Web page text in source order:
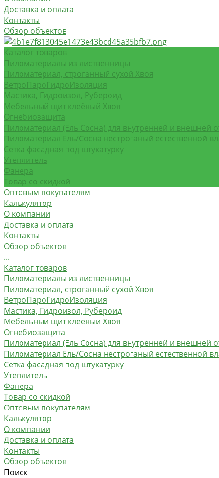
Доставка и оплата
Контакты
Обзор объектов
Каталог товаров
Пиломатериалы из лиственницы
Пиломатериал, строганный сухой Хвоя
ВетроПароГидроИзоляция
Мастика, Гидроизол, Рубероид
Мебельный щит клеёный Хвоя
Огнебиозащита
Пиломатериал (Ель Сосна) для внутренней и внешней
Пиломатериал Ель/Сосна нестроганый естественной
Сетка фасадная под штукатурку
Утеплитель
Фанера
Товар со скидкой
Оптовым покупателям
Калькулятор
О компании
Доставка и оплата
Контакты
Обзор объектов
...
Каталог товаров
Пиломатериалы из лиственницы
Пиломатериал, строганный сухой Хвоя
ВетроПароГидроИзоляция
Мастика, Гидроизол, Рубероид
Мебельный щит клеёный Хвоя
Огнебиозащита
Пиломатериал (Ель Сосна) для внутренней и внешней
Пиломатериал Ель/Сосна нестроганый естественной
Сетка фасадная под штукатурку
Утеплитель
Фанера
Товар со скидкой
Оптовым покупателям
Калькулятор
О компании
Доставка и оплата
Контакты
Обзор объектов
Поиск